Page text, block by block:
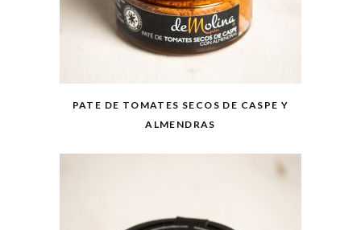
PATE DE TOMATES SECOS DE CASPE Y
ALMENDRAS